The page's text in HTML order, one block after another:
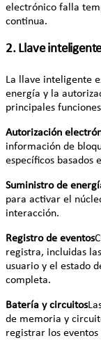
electrónico falla
continua.
2. Llave
La llave inteligente
energía y la
principales
Autorización
información de
específicos basados
Suministro de
para activar el
interacción.
Registro de eventos
registra, incluidas
usuario y el estado
completa.
Batería y circuitos
de memoria y
registrar los eventos